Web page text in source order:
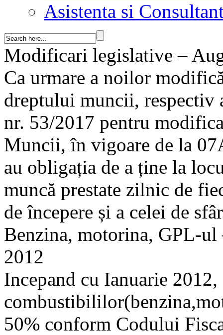
Asistenta si
Modificari legislative –
Ca urmare a noilor
dreptului muncii, respectiv
nr. 53/2017 pentru
Muncii, în vigoare de la
au obligația de a ține la
muncă prestate zilnic de
de începere și a celei de
Benzina, motorina, GPL-
2012
Incepand cu Ianuarie
50% conform Codului